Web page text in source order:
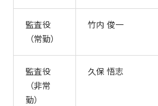
監査役
（常勤）
竹内 俊一
監査役
（非常
勤）
久保 悟志